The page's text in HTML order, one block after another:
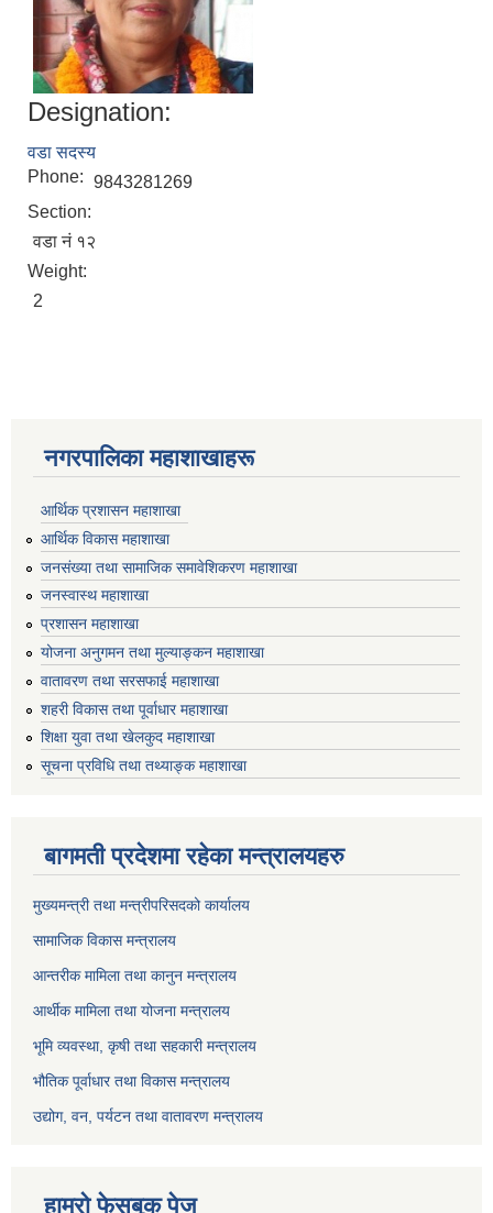
Designation:
वडा सदस्य
Phone: 9843281269
Section:
वडा नं १२
Weight:
2
नगरपालिका महाशाखाहरू
आर्थिक प्रशासन महाशाखा
आर्थिक विकास महाशाखा
जनसंख्या तथा सामाजिक समावेशिकरण महाशाखा
जनस्वास्थ महाशाखा
प्रशासन महाशाखा
योजना अनुगमन तथा मुल्याङ्कन महाशाखा
वातावरण तथा सरसफाई महाशाखा
शहरी विकास तथा पूर्वाधार महाशाखा
शिक्षा युवा तथा खेलकुद महाशाखा
सूचना प्रविधि तथा तथ्याङ्क महाशाखा
बागमती प्रदेशमा रहेका मन्त्रालयहरु
मुख्यमन्त्री तथा मन्त्रीपरिसदको कार्यालय
सामाजिक विकास मन्त्रालय
आन्तरीक मामिला तथा कानुन मन्त्रालय
आर्थीक मामिला तथा योजना मन्त्रालय
भूमि व्यवस्था, कृषी तथा सहकारी मन्त्रालय
भौतिक पूर्वाधार तथा विकास मन्त्रालय
उद्योग, वन, पर्यटन तथा वातावरण मन्त्रालय
हाम्रो फेसबुक पेज